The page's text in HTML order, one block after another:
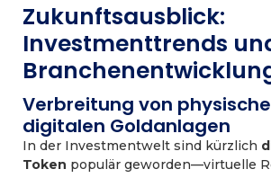
Zukunftsausblick:
Investmenttrends
Verbreitung von
digitalen Goldanlagen
In der Investmentwelt sind kürzlich
Token populär geworden—virtuelle